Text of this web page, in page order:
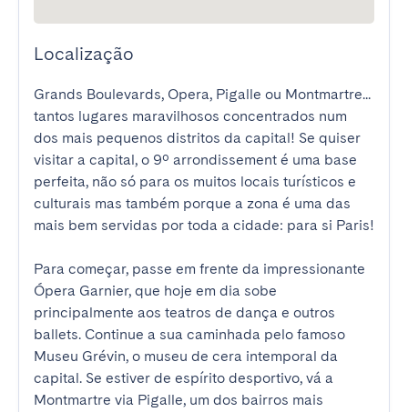
Localização
Grands Boulevards, Opera, Pigalle ou Montmartre...
tantos lugares maravilhosos concentrados num
dos mais pequenos distritos da capital! Se quiser
visitar a capital, o 9º arrondissement é uma base
perfeita, não só para os muitos locais turísticos e
culturais mas também porque a zona é uma das
mais bem servidas por toda a cidade: para si Paris!
Para começar, passe em frente da impressionante
Ópera Garnier, que hoje em dia sobe
principalmente aos teatros de dança e outros
ballets. Continue a sua caminhada pelo famoso
Museu Grévin, o museu de cera intemporal da
capital. Se estiver de espírito desportivo, vá a
Montmartre via Pigalle, um dos bairros mais